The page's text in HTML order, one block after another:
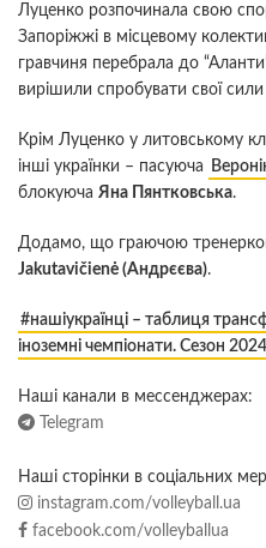
Луценко розпочинала свою
Запоріжжі в місцевому
гравчиня перебрала до
вирішили спробувати свої
Крім Луценко у литовському
інші українки – пасуюча
блокуюча Яна Пянтковська.
Додамо, що граючою
Jakutavičienė (Андрєєва).
#нашіукраїнці – таблиця
іноземні чемпіонати. Сезон
Наші канали в мессенджерах:
Telegram
Наші сторінки в соціальних
instagram.com/volleyball.ua
facebook.com/volleyballua